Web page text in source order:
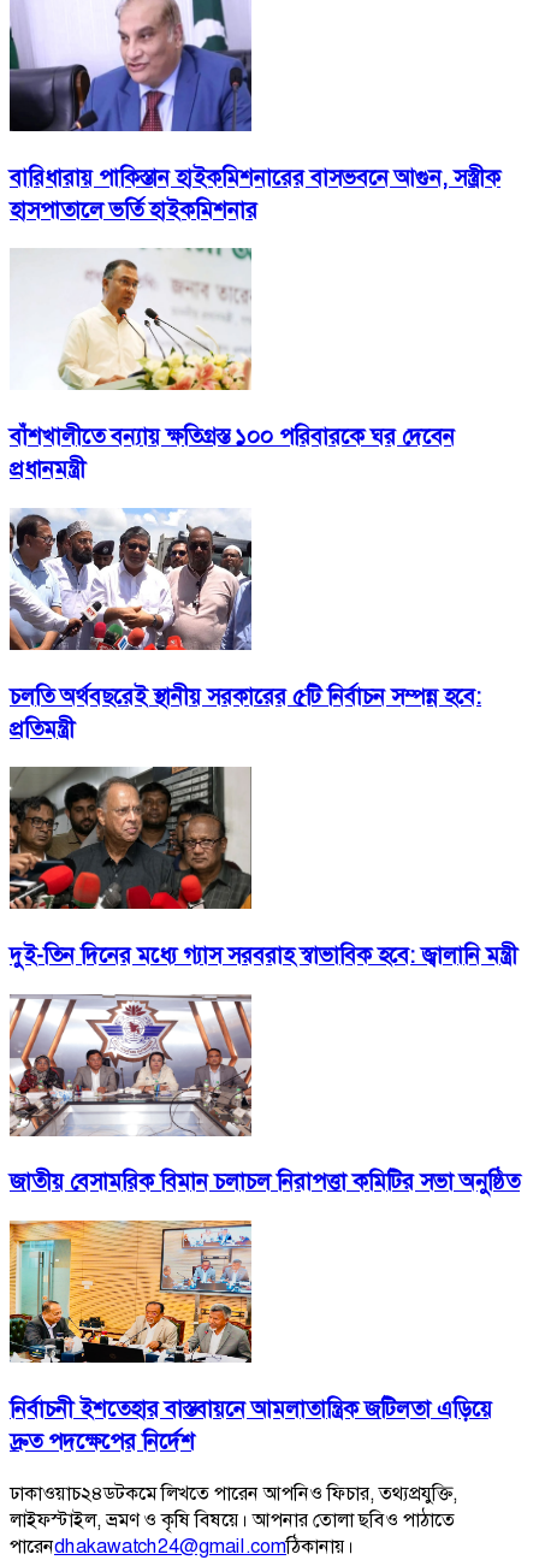
বারিধারায় পাকিস্তান হাইকমিশনারের বাসভবনে আগুন, সস্ত্রীক
হাসপাতালে ভর্তি হাইকমিশনার
বাঁশখালীতে বন্যায় ক্ষতিগ্রস্ত ১০০ পরিবারকে ঘর দেবেন
প্রধানমন্ত্রী
চলতি অর্থবছরেই স্থানীয় সরকারের ৫টি নির্বাচন সম্পন্ন হবে:
প্রতিমন্ত্রী
দুই-তিন দিনের মধ্যে গ্যাস সরবরাহ স্বাভাবিক হবে: জ্বালানি মন্ত্রী
জাতীয় বেসামরিক বিমান চলাচল নিরাপত্তা কমিটির সভা অনুষ্ঠিত
নির্বাচনী ইশতেহার বাস্তবায়নে আমলাতান্ত্রিক জটিলতা এড়িয়ে
দ্রুত পদক্ষেপের নির্দেশ
ঢাকাওয়াচ২৪ডটকমে লিখতে পারেন আপনিও ফিচার, তথ্যপ্রযুক্তি,
লাইফস্টাইল, ভ্রমণ ও কৃষি বিষয়ে। আপনার তোলা ছবিও পাঠাতে
পারেনdhakawatch24@gmail.comঠিকানায়।